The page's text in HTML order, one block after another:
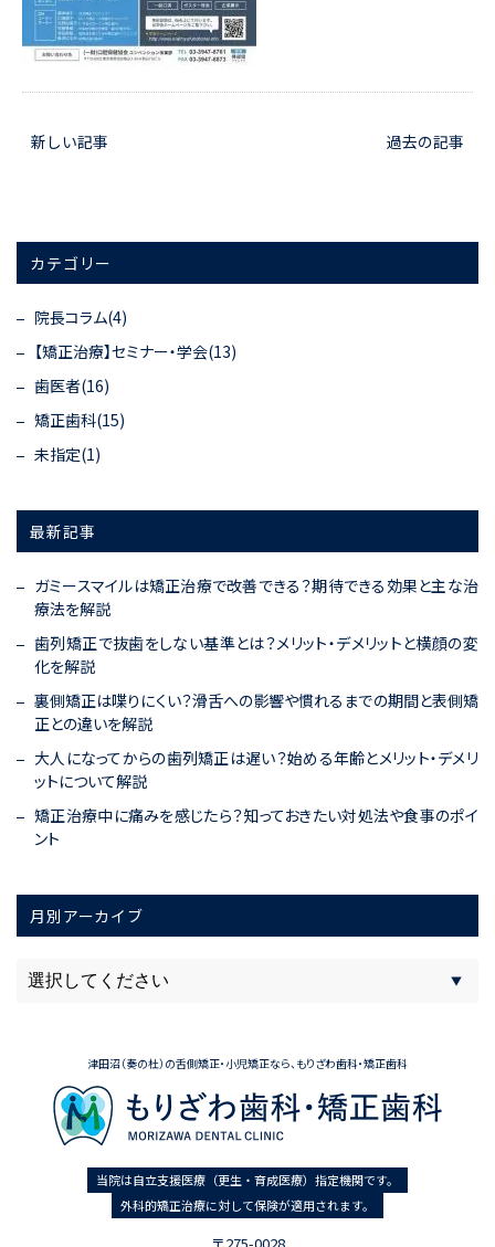
新しい記事 過去の記事
カテゴリー
院長コラム(4)
【矯正治療】セミナー・学会(13)
歯医者(16)
矯正歯科(15)
未指定(1)
最新記事
ガミースマイルは矯正治療で改善できる？期待できる効果と主な治
療法を解説
歯列矯正で抜歯をしない基準とは？メリット・デメリットと横顔の変
化を解説
裏側矯正は喋りにくい？滑舌への影響や慣れるまでの期間と表側矯
正との違いを解説
大人になってからの歯列矯正は遅い？始める年齢とメリット・デメリ
ットについて解説
矯正治療中に痛みを感じたら？知っておきたい対処法や食事のポイ
ント
月別アーカイブ
津田沼（奏の杜）の舌側矯正・小児矯正なら、もりざわ歯科・矯正歯科
当院は自立支援医療（更生・育成医療）指定機関です。
外科的矯正治療に対して保険が適用されます。